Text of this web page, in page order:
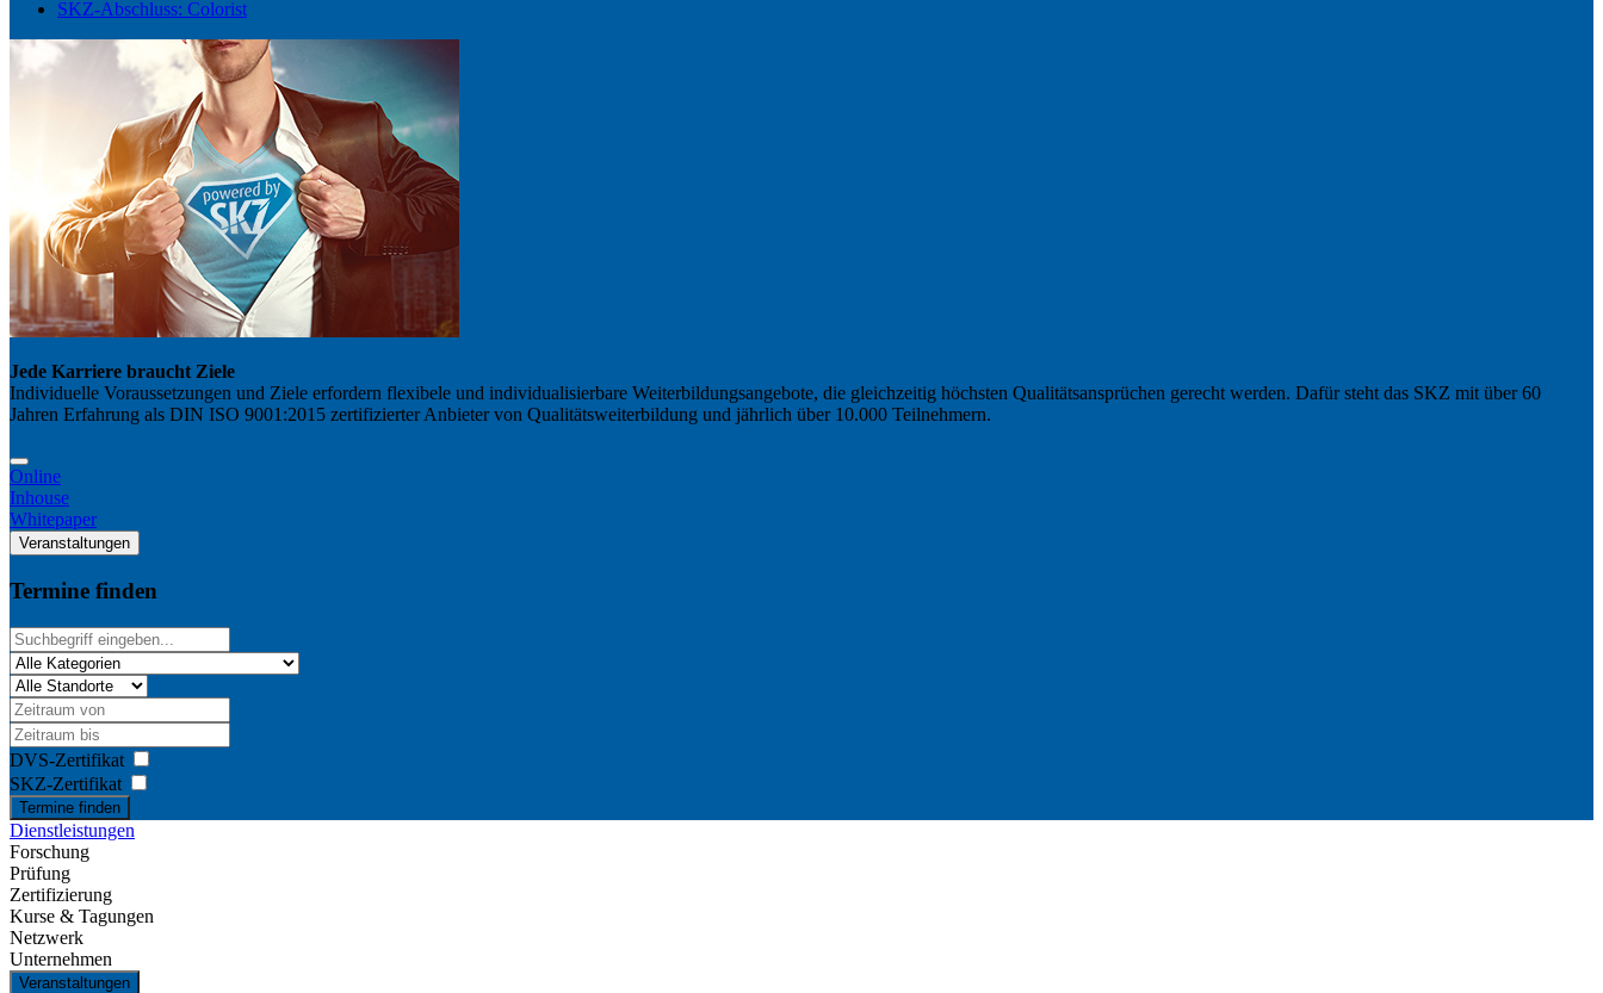
SKZ-Abschluss: Colorist
Jede Karriere braucht Ziele
Individuelle Voraussetzungen und Ziele erfordern flexibele und individualisierbare Weiterbildungsangebote, die gleichzeitig höchsten Qualitätsansprüchen gerecht werden. Dafür steht das SKZ mit über 60
Jahren Erfahrung als DIN ISO 9001:2015 zertifizierter Anbieter von Qualitätsweiterbildung und jährlich über 10.000 Teilnehmern.
Online
Inhouse
Whitepaper
Veranstaltungen
Termine finden
DVS-Zertifikat
SKZ-Zertifikat
Termine finden
Dienstleistungen
Forschung
Prüfung
Zertifizierung
Kurse & Tagungen
Netzwerk
Unternehmen
Veranstaltungen